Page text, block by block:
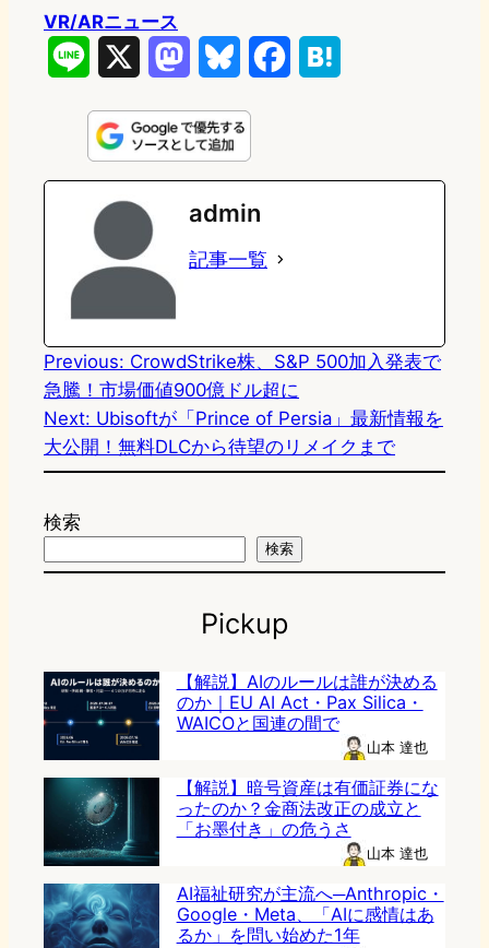
VR/ARニュース
n
e
s
t
o
d
n
u
e
s
k
e
k
e
admin
記事一覧
Previous: CrowdStrike株、S&P 500加入発表で
急騰！市場価値900億ドル超に
Next: Ubisoftが「Prince of Persia」最新情報を
大公開！無料DLCから待望のリメイクまで
検索
検索
Pickup
【解説】AIのルールは誰が決める
のか｜EU AI Act・Pax Silica・
WAICOと国連の間で
山本 達也
【解説】暗号資産は有価証券にな
ったのか？金商法改正の成立と
「お墨付き」の危うさ
山本 達也
AI福祉研究が主流へ─Anthropic・
Google・Meta、「AIに感情はあ
るか」を問い始めた1年